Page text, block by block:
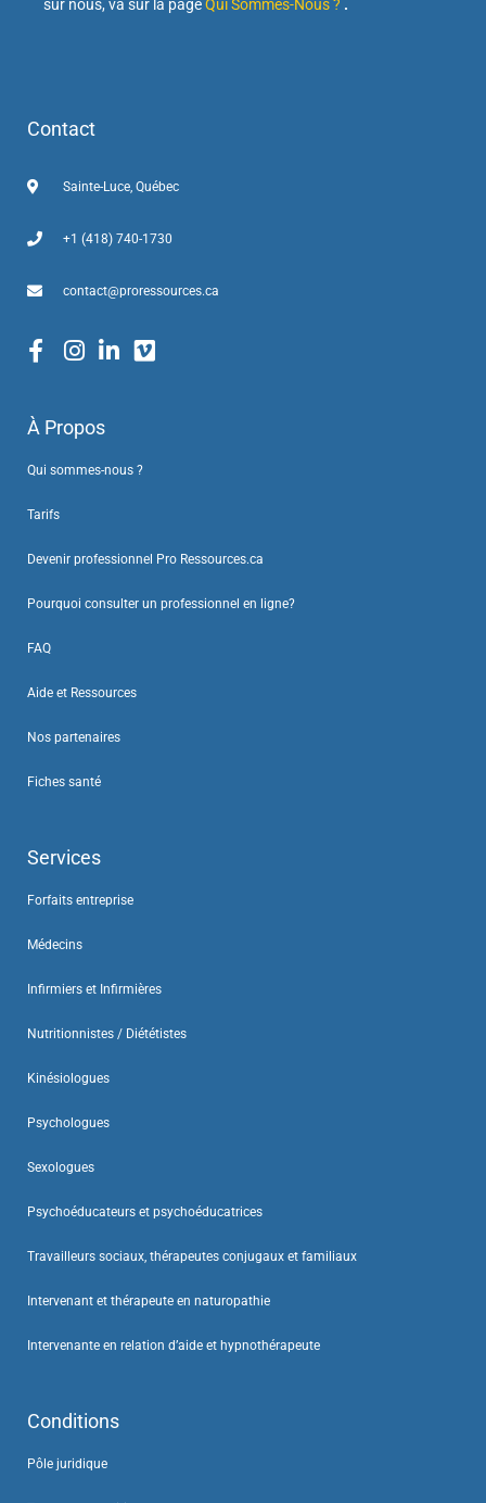
sur nous, va sur la pageQui Sommes-Nous ? .
Contact
Sainte-Luce, Québec
+1 (418) 740-1730
contact@proressources.ca
À Propos
Qui sommes-nous ?
Tarifs
Devenir professionnel Pro Ressources.ca
Pourquoi consulter un professionnel en ligne?
FAQ
Aide et Ressources
Nos partenaires
Fiches santé
Services
Forfaits entreprise
Médecins
Infirmiers et Infirmières
Nutritionnistes / Diététistes
Kinésiologues
Psychologues
Sexologues
Psychoéducateurs et psychoéducatrices
Travailleurs sociaux, thérapeutes conjugaux et familiaux
Intervenant et thérapeute en naturopathie
Intervenante en relation d’aide et hypnothérapeute
Conditions
Pôle juridique